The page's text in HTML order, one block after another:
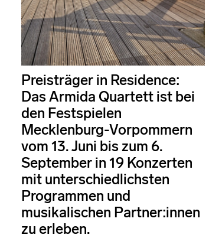
Preisträger in Residence:
Das Armida Quartett ist bei
den Festspielen
Mecklenburg-Vorpommern
vom 13. Juni bis zum 6.
September in 19 Konzerten
mit unterschiedlichsten
Programmen und
musikalischen Partner:innen
zu erleben.